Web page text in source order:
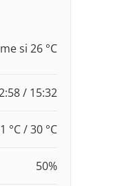
si 26 °C
/ 15:32
°C / 30 °C
50%